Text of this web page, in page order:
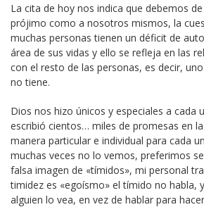
La cita de hoy nos indica que debemos
prójimo como a nosotros mismos, la
muchas personas tienen un déficit de
área de sus vidas y ello se refleja en las
con el resto de las personas, es decir,
no tiene.
Dios nos hizo únicos y especiales a cada
escribió cientos… miles de promesas en
manera particular e individual para cada
muchas veces no lo vemos, preferimos
falsa imagen de «tímidos», mi personal
timidez es «egoísmo» el tímido no habla,
alguien lo vea, en vez de hablar para